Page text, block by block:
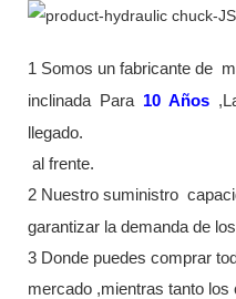
1 Somos un fabricante de
inclinada
Para 10 Años
llegado.
al frente.
2 Nuestro suministro
garantizar la demanda de
3 Donde puedes comprar
mercado ,mientras tanto los